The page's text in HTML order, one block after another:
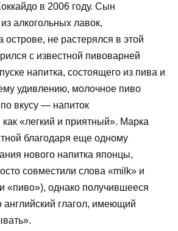
в 2006 году. Сын
алкогольных лавок,
не растерялся в этой
с известной пивоварней
напитка, состоящего из пива и
удивлению, молочное пиво
вкусу — напиток
как «легкий и приятный». Марка
благодаря еще одному
нового напитка японцы,
совместили слова «milk» и
«пиво»), однако получившееся
глагол, имеющий